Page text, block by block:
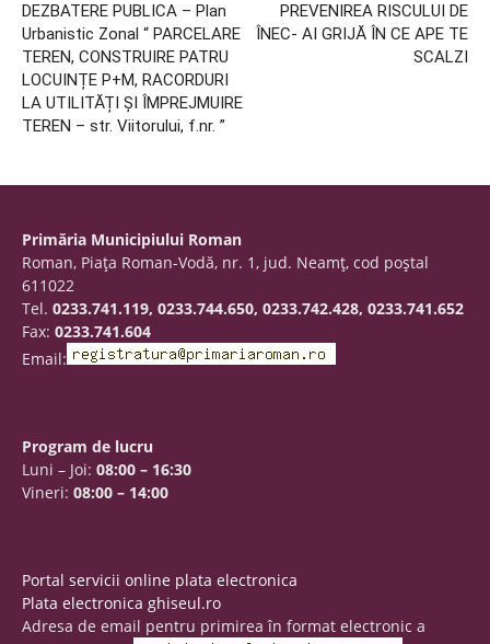
DEZBATERE PUBLICA – Plan
Urbanistic Zonal “ PARCELARE
TEREN, CONSTRUIRE PATRU
LOCUINȚE P+M, RACORDURI
LA UTILITĂȚI ȘI ÎMPREJMUIRE
TEREN – str. Viitorului, f.nr. ”
PREVENIREA RISCULUI DE
ÎNEC- AI GRIJĂ ÎN CE APE TE
SCALZI
Primăria Municipiului Roman
Roman, Piaţa Roman-Vodă, nr. 1, jud. Neamţ, cod poştal
611022
Tel. 0233.741.119, 0233.744.650, 0233.742.428, 0233.741.652
Fax: 0233.741.604
Email:
Program de lucru
Luni – Joi: 08:00 – 16:30
Vineri: 08:00 – 14:00
Portal servicii online plata electronica
Plata electronica ghiseul.ro
Adresa de email pentru primirea în format electronic a